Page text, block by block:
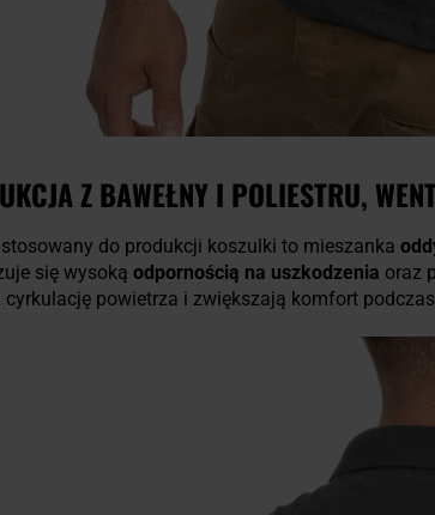
Z BAWEŁNY I POLIESTRU,
do produkcji koszulki to mieszanka
się wysoką odpornością na uszkodzenia oraz
powietrza i zwiększają komfort